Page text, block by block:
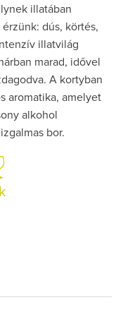
illatában
dús, körtés,
illatvilág
marad, idővel
A kortyban
aromatika, amelyet
alkohol
bor.